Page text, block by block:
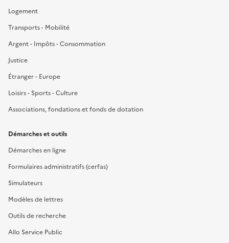
Logement
Transports - Mobilité
Argent - Impôts - Consommation
Justice
Étranger - Europe
Loisirs - Sports - Culture
Associations, fondations et fonds de dotation
Démarches et outils
Démarches en ligne
Formulaires administratifs (cerfas)
Simulateurs
Modèles de lettres
Outils de recherche
Allo Service Public